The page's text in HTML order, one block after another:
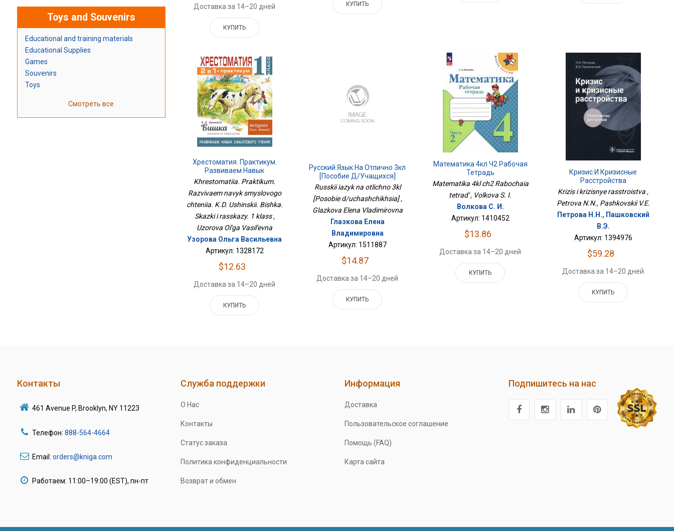
Toys and Souvenirs
Educational and training materials
Educational Supplies
Games
Souvenirs
Toys
Смотреть все
Доставка за 14–20 дней
КУПИТЬ
КУПИТЬ
Хрестоматия. Практикум.
Развиваем Навык
Смыслового Чтения. К.Д.
Рассказы. 1 Класс
Khrestomatiia. Praktikum.
Razvivaem navyk smyslovogo
chteniia. K.D. Ushinskii. Bishka.
Skazki i rasskazy. 1 klass ,
Uzorova Ol'ga Vasil'evna
Узорова Ольга Васильевна
Артикул: 1328172
$12.63
Доставка за 14–20 дней
КУПИТЬ
Русский Язык На Отлично 3кл
[Пособие Д/учащихся]
Russkii iazyk na otlichno 3kl
[Posobie d/uchashchikhsia] ,
Glazkova Elena Vladimirovna
Глазкова Елена
Владимировна
Артикул: 1511887
$14.87
Доставка за 14–20 дней
КУПИТЬ
Математика 4кл Ч2 Рабочая
Тетрадь
Matematika 4kl ch2 Rabochaia
tetrad' , Volkova S. I.
Волкова С. И.
Артикул: 1410452
$13.86
Доставка за 14–20 дней
КУПИТЬ
Кризис И Кризисные
Расстройства
Krizis i krizisnye rasstroistva ,
Petrova N.N., Pashkovskii V.E.
Петрова Н.Н., Пашковский
В.Э.
Артикул: 1394976
$59.28
Доставка за 14–20 дней
КУПИТЬ
Контакты
461 Avenue P, Brooklyn, NY 11223
Телефон: 888-564-4664
Email: orders@kniga.com
Работаем: 11:00–19:00 (EST), пн-пт
Служба поддержки
О Нас
Контакты
Статус заказа
Политика конфиденциальности
Возврат и обмен
Информация
Доставка
Пользовательское соглашение
Помощь (FAQ)
Карта сайта
Подпишитесь на нас